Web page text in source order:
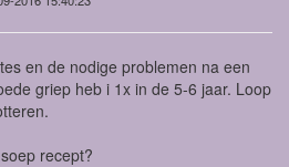
en de nodige problemen na een
griep heb i 1x in de 5-6 jaar. Loop
recept?